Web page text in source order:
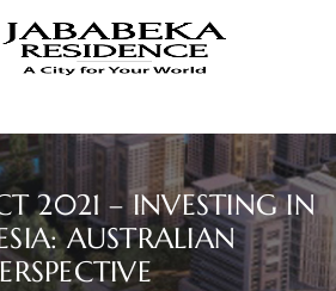
of
Life
2021 – INVESTING IN
AUSTRALIAN